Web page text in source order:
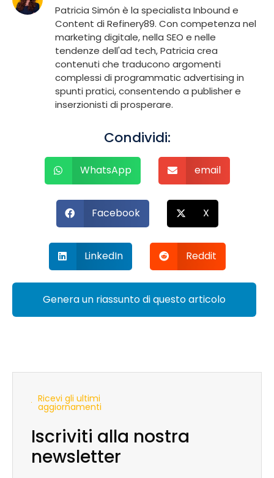
Patricia Simón è la specialista Inbound e
Content di Refinery89. Con competenza nel
marketing digitale, nella SEO e nelle
tendenze dell'ad tech, Patricia crea
contenuti che traducono argomenti
complessi di programmatic advertising in
spunti pratici, consentendo a publisher e
inserzionisti di prosperare.
Condividi:
WhatsApp email
Facebook X
LinkedIn Reddit
Genera un riassunto di questo articolo
Ricevi gli ultimi
aggiornamenti
Iscriviti alla nostra
newsletter